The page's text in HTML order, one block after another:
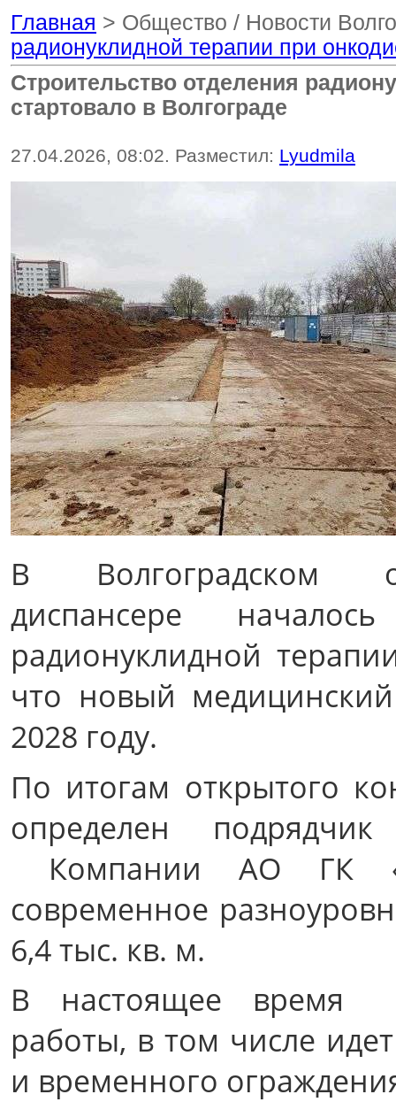
Главная > Общество / Новости
радионуклидной терапии при
Строительство отделения
стартовало в Волгограде
27.04.2026, 08:02. Разместил: Lyudmila
В Волгоградском
диспансере
радионуклидной
что новый
2028 году.
По итогам открытого
определен
Компании АО ГК
современное
6,4 тыс. кв. м.
В настоящее время
работы, в том числе
и временного